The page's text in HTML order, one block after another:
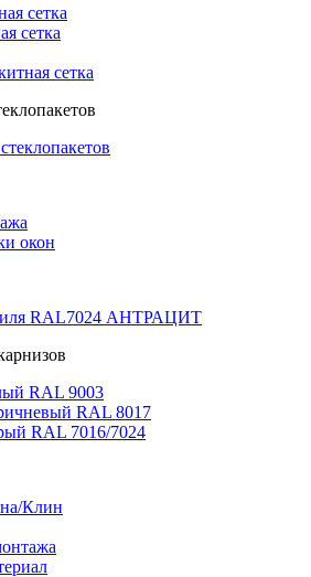
сетка
сетка
сетка
окон
RAL7024 АНТРАЦИТ
RAL 9003
RAL 8017
RAL 7016/7024
Клин